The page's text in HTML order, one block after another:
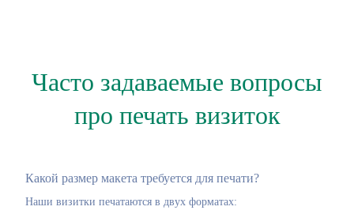
Часто задаваемые вопросы
про печать визиток
Какой размер макета требуется для печати?
Наши визитки печатаются в двух форматах: